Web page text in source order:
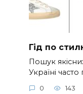
Гід по
Пошук
Україні
0 143